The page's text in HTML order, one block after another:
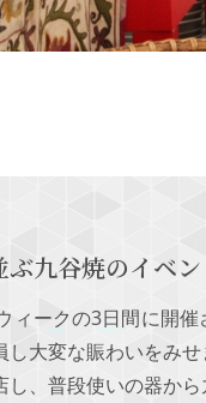
九谷焼のイベン
ィークの3日間に開
大変な賑わいをみ
、普段使いの器か